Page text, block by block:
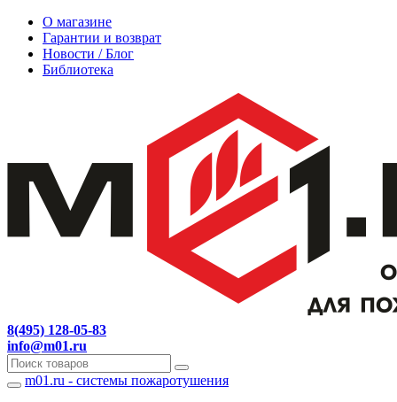
О магазине
Гарантии и возврат
Новости / Блог
Библиотека
8(495) 128-05-83
info@m01.ru
Навигация
m01.ru - системы пожаротушения